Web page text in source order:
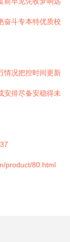
奋斗专本特优质校
情况把控时间更新
安排尽备安稳得未
product/80.html